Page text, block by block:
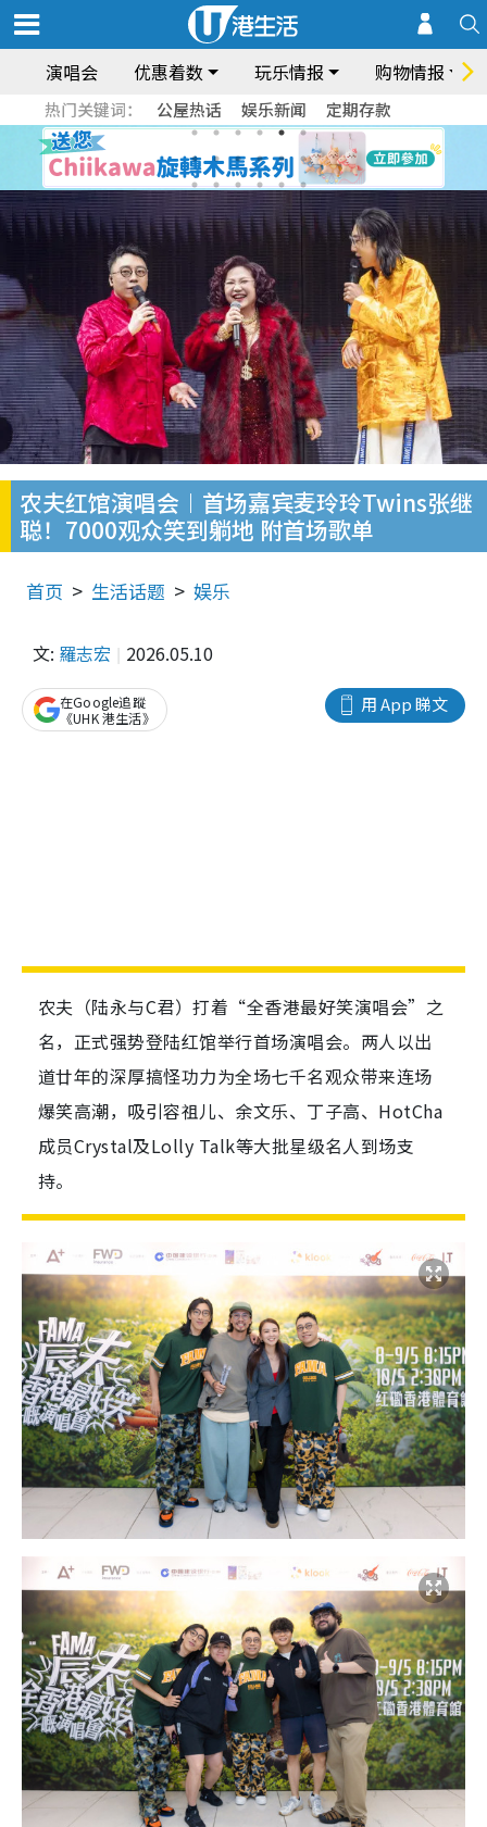
演唱会 优惠着数 玩乐情报 购物情报
热门关键词： 公屋热话 娱乐新闻 定期存款
农夫红馆演唱会︱首场嘉宾麦玲玲Twins张继
聪！7000观众笑到躺地 附首场歌单
首页 生活话题 娱乐
文: 羅志宏 2026.05.10
用 App 睇文
在Google追蹤
《UHK 港生活》
农夫（陆永与C君）打着“全香港最好笑演唱会”之
名，正式强势登陆红馆举行首场演唱会。两人以出
道廿年的深厚搞怪功力为全场七千名观众带来连场
爆笑高潮，吸引容祖儿、余文乐、丁子高、HotCha
成员Crystal及Lolly Talk等大批星级名人到场支
持。